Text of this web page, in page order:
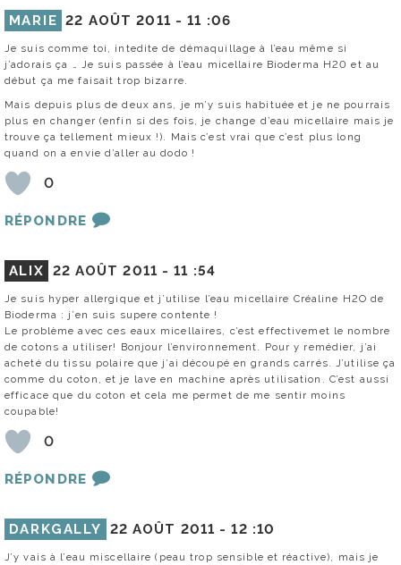
MARIE 22 AOÛT 2011 -11 :06
Je suis comme toi, intedite de démaquillage à l’eau même si
j’adorais ça … Je suis passée à l’eau micellaire Bioderma H20 et au
début ça me faisait trop bizarre.
Mais depuis plus de deux ans, je m’y suis habituée et je ne pourrais
plus en changer (enfin si des fois, je change d’eau micellaire mais je
trouve ça tellement mieux !). Mais c’est vrai que c’est plus long
quand on a envie d’aller au dodo !
0
RÉPONDRE
ALIX 22 AOÛT 2011 -11 :54
Je suis hyper allergique et j’utilise l’eau micellaire Créaline H2O de
Bioderma : j’en suis supere contente !
Le problème avec ces eaux micellaires, c’est effectivemet le nombre
de cotons a utiliser! Bonjour l’environnement. Pour y remédier, j’ai
acheté du tissu polaire que j’ai découpé en grands carrés. J’utilise ça
comme du coton, et je lave en machine après utilisation. C’est aussi
efficace que du coton et cela me permet de me sentir moins
coupable!
0
RÉPONDRE
DARKGALLY 22 AOÛT 2011 -12 :10
J’y vais à l’eau miscellaire (peau trop sensible et réactive), mais je